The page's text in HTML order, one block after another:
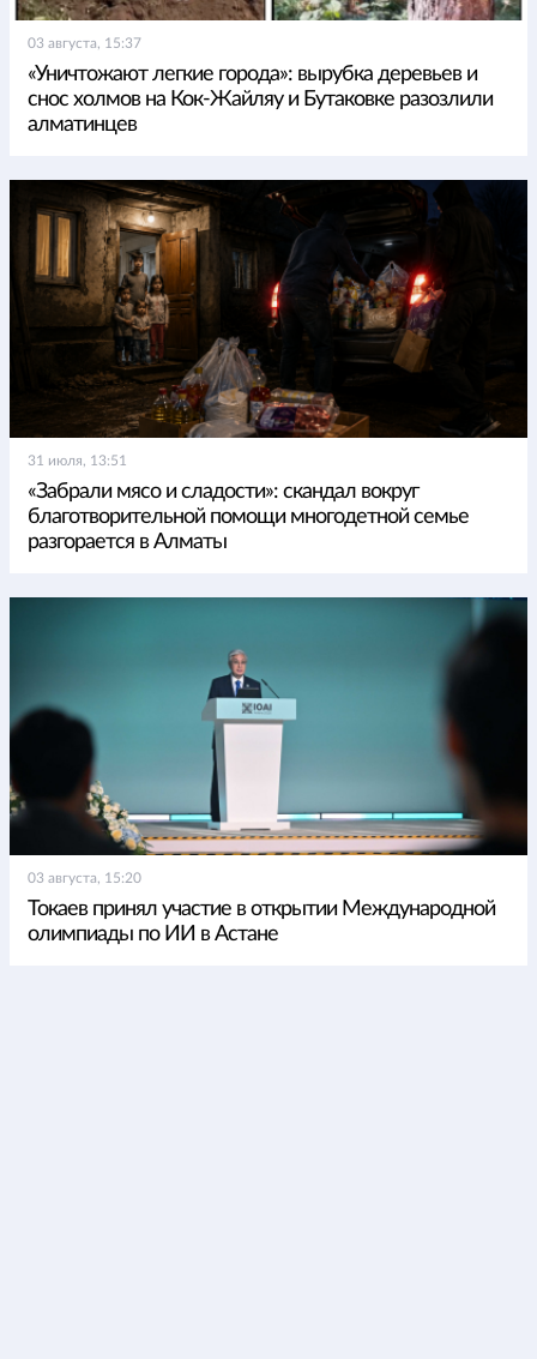
03 августа, 15:37
«Уничтожают легкие города»: вырубка деревьев и
снос холмов на Кок-Жайляу и Бутаковке разозлили
алматинцев
31 июля, 13:51
«Забрали мясо и сладости»: скандал вокруг
благотворительной помощи многодетной семье
разгорается в Алматы
03 августа, 15:20
Токаев принял участие в открытии Международной
олимпиады по ИИ в Астане